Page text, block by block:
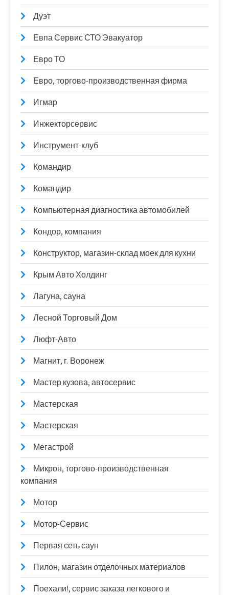
Дуэт
Евпа Сервис СТО Эвакуатор
Евро ТО
Евро, торгово-производственная фирма
Игмар
Инжекторсервис
Инструмент-клуб
Командир
Командир
Компьютерная диагностика автомобилей
Кондор, компания
Конструктор, магазин-склад моек для кухни
Крым Авто Холдинг
Лагуна, сауна
Лесной Торговый Дом
Люфт-Авто
Магнит, г. Воронеж
Мастер кузова, автосервис
Мастерская
Мастерская
Мегастрой
Микрон, торгово-производственная
компания
Мотор
Мотор-Сервис
Первая сеть саун
Пилон, магазин отделочных материалов
Поехали!, сервис заказа легкового и